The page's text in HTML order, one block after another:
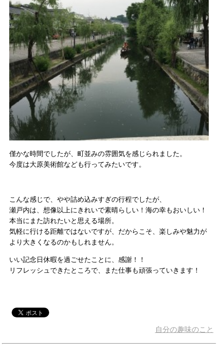
僅かな時間でしたが、町並みの雰囲気を感じられました。
今度は大原美術館なども行ってみたいです。
こんな感じで、やや詰め込みすぎの行程でしたが、
瀬戸内は、想像以上にきれいで素晴らしい！海の幸もおいしい！
本当にまた訪れたいと思える場所。
気軽に行ける距離ではないですが、だからこそ、楽しみや魅力が
より大きくなるのかもしれません。
いい記念日休暇を過ごせたことに、感謝！！
リフレッシュできたところで、また仕事も頑張っていきます！
自分の趣味のこと